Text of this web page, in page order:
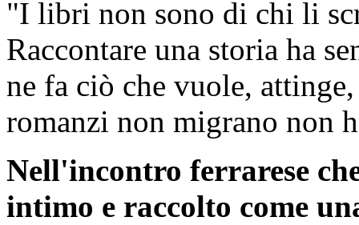
"I libri non sono di chi li
Raccontare una storia ha
ne fa ciò che vuole,
romanzi non migrano non
Nell'incontro ferrarese
intimo e raccolto come